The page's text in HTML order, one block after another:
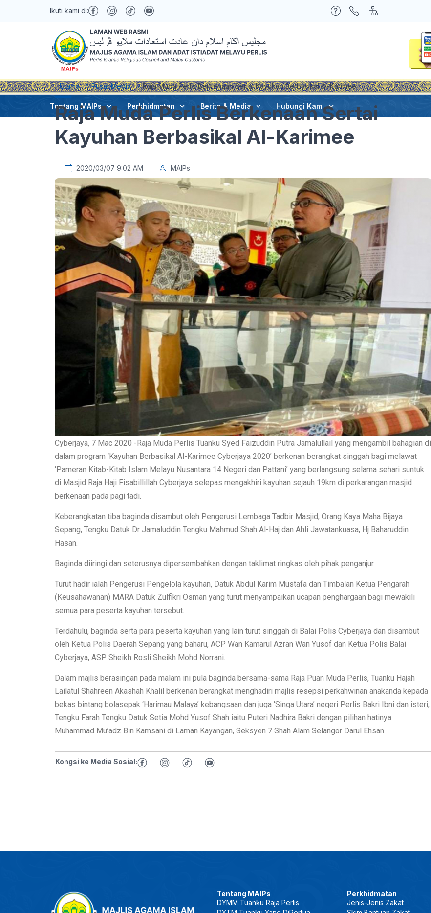
Ikuti kami di:
Tentang MAIPs Perkhidmatan Berita & Media Hubungi Kami
Utama Pusat Media Raja Muda Perlis Berkenaan Sertai Kayuhan Berbasikal Al-Karimee
Raja Muda Perlis Berkenaan Sertai
Kayuhan Berbasikal Al-Karimee
2020/03/07 9:02 AM MAIPs
Cyberjaya, 7 Mac 2020 -Raja Muda Perlis Tuanku Syed Faizuddin Putra Jamalullail yang mengambil bahagian di
dalam program ‘Kayuhan Berbasikal Al-Karimee Cyberjaya 2020’ berkenan berangkat singgah bagi melawat
‘Pameran Kitab-Kitab Islam Melayu Nusantara 14 Negeri dan Pattani’ yang berlangsung selama sehari suntuk
di Masjid Raja Haji Fisabillillah Cyberjaya selepas mengakhiri kayuhan sejauh 19km di perkarangan masjid
berkenaan pada pagi tadi.
Keberangkatan tiba baginda disambut oleh Pengerusi Lembaga Tadbir Masjid, Orang Kaya Maha Bijaya
Sepang, Tengku Datuk Dr Jamaluddin Tengku Mahmud Shah Al-Haj dan Ahli Jawatankuasa, Hj Baharuddin
Hasan.
Baginda diiringi dan seterusnya dipersembahkan dengan taklimat ringkas oleh pihak penganjur.
Turut hadir ialah Pengerusi Pengelola kayuhan, Datuk Abdul Karim Mustafa dan Timbalan Ketua Pengarah
(Keusahawanan) MARA Datuk Zulfikri Osman yang turut menyampaikan ucapan penghargaan bagi mewakili
semua para peserta kayuhan tersebut.
Terdahulu, baginda serta para peserta kayuhan yang lain turut singgah di Balai Polis Cyberjaya dan disambut
oleh Ketua Polis Daerah Sepang yang baharu, ACP Wan Kamarul Azran Wan Yusof dan Ketua Polis Balai
Cyberjaya, ASP Sheikh Rosli Sheikh Mohd Norrani.
Dalam majlis berasingan pada malam ini pula baginda bersama-sama Raja Puan Muda Perlis, Tuanku Hajah
Lailatul Shahreen Akashah Khalil berkenan berangkat menghadiri majlis resepsi perkahwinan anakanda kepada
bekas bintang bolasepak ‘Harimau Malaya’ kebangsaan dan juga ‘Singa Utara’ negeri Perlis Bakri Ibni dan isteri,
Tengku Farah Tengku Datuk Setia Mohd Yusof Shah iaitu Puteri Nadhira Bakri dengan pilihan hatinya
Muhammad Mu’adz Bin Kamsani di Laman Kayangan, Seksyen 7 Shah Alam Selangor Darul Ehsan.
Kongsi ke Media Sosial:
Tentang MAIPs
DYMM Tuanku Raja Perlis
Perkhidmatan
Jenis-Jenis Zakat